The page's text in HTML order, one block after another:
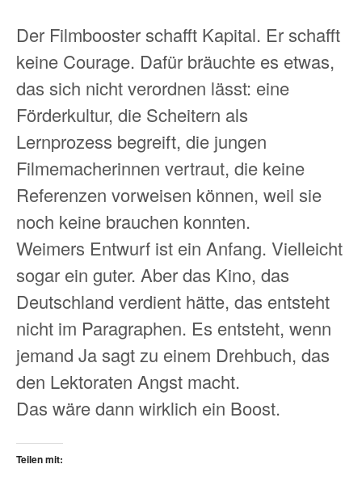
Der Filmbooster schafft Kapital. Er schafft
keine Courage. Dafür bräuchte es etwas,
das sich nicht verordnen lässt: eine
Förderkultur, die Scheitern als
Lernprozess begreift, die jungen
Filmemacherinnen vertraut, die keine
Referenzen vorweisen können, weil sie
noch keine brauchen konnten.
Weimers Entwurf ist ein Anfang. Vielleicht
sogar ein guter. Aber das Kino, das
Deutschland verdient hätte, das entsteht
nicht im Paragraphen. Es entsteht, wenn
jemand Ja sagt zu einem Drehbuch, das
den Lektoraten Angst macht.
Das wäre dann wirklich ein Boost.
Teilen mit: